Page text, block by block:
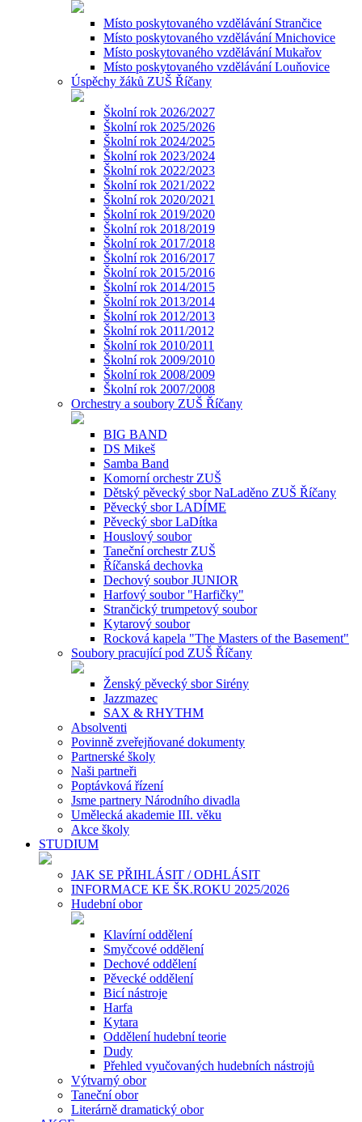
Místo poskytovaného vzdělávání Strančice
Místo poskytovaného vzdělávání Mnichovice
Místo poskytovaného vzdělávání Mukařov
Místo poskytovaného vzdělávání Louňovice
Úspěchy žáků ZUŠ Říčany
Školní rok 2026/2027
Školní rok 2025/2026
Školní rok 2024/2025
Školní rok 2023/2024
Školní rok 2022/2023
Školní rok 2021/2022
Školní rok 2020/2021
Školní rok 2019/2020
Školní rok 2018/2019
Školní rok 2017/2018
Školní rok 2016/2017
Školní rok 2015/2016
Školní rok 2014/2015
Školní rok 2013/2014
Školní rok 2012/2013
Školní rok 2011/2012
Školní rok 2010/2011
Školní rok 2009/2010
Školní rok 2008/2009
Školní rok 2007/2008
Orchestry a soubory ZUŠ Říčany
BIG BAND
DS Mikeš
Samba Band
Komorní orchestr ZUŠ
Dětský pěvecký sbor NaLaděno ZUŠ Říčany
Pěvecký sbor LADÍME
Pěvecký sbor LaDítka
Houslový soubor
Taneční orchestr ZUŠ
Říčanská dechovka
Dechový soubor JUNIOR
Harfový soubor "Harfičky"
Strančický trumpetový soubor
Kytarový soubor
Rocková kapela "The Masters of the Basement"
Soubory pracující pod ZUŠ Říčany
Ženský pěvecký sbor Sirény
Jazzmazec
SAX & RHYTHM
Absolventi
Povinně zveřejňované dokumenty
Partnerské školy
Naši partneři
Poptávková řízení
Jsme partnery Národního divadla
Umělecká akademie III. věku
Akce školy
STUDIUM
JAK SE PŘIHLÁSIT / ODHLÁSIT
INFORMACE KE ŠK.ROKU 2025/2026
Hudební obor
Klavírní oddělení
Smyčcové oddělení
Dechové oddělení
Pěvecké oddělení
Bicí nástroje
Harfa
Kytara
Oddělení hudební teorie
Dudy
Přehled vyučovaných hudebních nástrojů
Výtvarný obor
Taneční obor
Literárně dramatický obor